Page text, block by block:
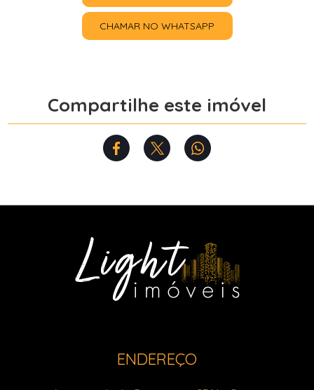
CHAMAR NO WHATSAPP
Compartilhe este imóvel
ENDEREÇO